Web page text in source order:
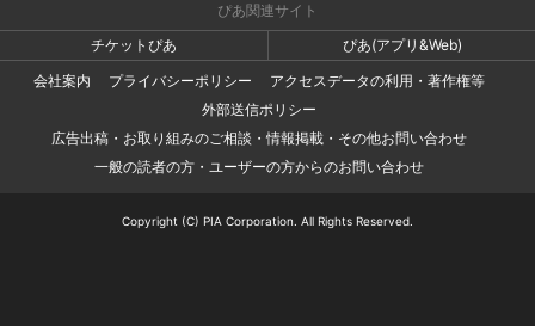
ぴあ関連サイト
チケットぴあ
ぴあ(アプリ&Web)
会社案内
プライバシーポリシー
アクセスデータの利用・著作権等
外部送信ポリシー
広告出稿・お取り組みのご相談・情報掲載・その他お問い合わせ
一般の読者の方・ユーザーの方からのお問い合わせ
Copyright (C) PIA Corporation. All Rights Reserved.